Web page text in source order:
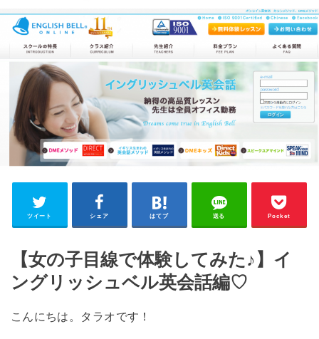
ツイート シェア はてブ 送る Pocket
【女の子目線で体験してみた♪】イ
ングリッシュベル英会話編♡
こんにちは。タラオです！